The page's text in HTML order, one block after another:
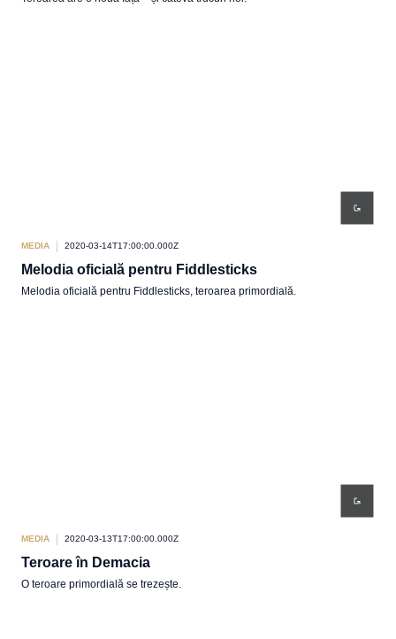
MEDIA 2020-03-14T17:00:00.000Z
Melodia oficială pentru Fiddlesticks
Melodia oficială pentru Fiddlesticks, teroarea primordială.
MEDIA 2020-03-13T17:00:00.000Z
Teroare în Demacia
O teroare primordială se trezește.